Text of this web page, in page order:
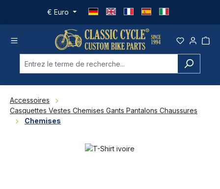
Passer au contenu principal
€ Euro
Accessoires
Casquettes Vestes Chemises Gants Pantalons Chaussures
Chemises
Ignorer la galerie d'images